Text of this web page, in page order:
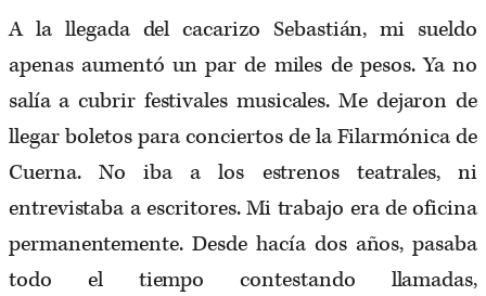
A la llegada del cacarizo Sebastián, mi sueldo
apenas aumentó un par de miles de pesos. Ya no
salía a cubrir festivales musicales. Me dejaron de
llegar boletos para conciertos de la Filarmónica de
Cuerna. No iba a los estrenos teatrales, ni
entrevistaba a escritores. Mi trabajo era de oficina
permanentemente. Desde hacía dos años, pasaba
todo el tiempo contestando llamadas,